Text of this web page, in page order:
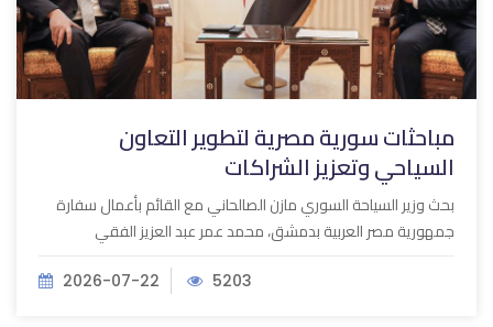
مباحثات سورية مصرية لتطوير التعاون
السياحي وتعزيز ‏الشراكات
‌‏بحث وزير السياحة السوري مازن الصالحاني مع القائم بأعمال ‏سفارة
جمهورية مصر العربية بدمشق، محمد عمر عبد العزيز ‏الفقي
2026-07-22 5203